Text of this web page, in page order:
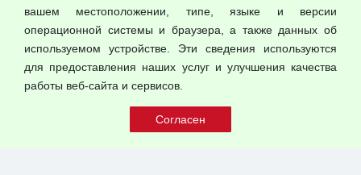
© 2026 ООО "Феникс"
Публичная оферта
вашем местоположении, типе, языке и версии
операционной системы и браузера, а также данных об
используемом устройстве. Эти сведения используются
для предоставления наших услуг и улучшения качества
работы веб-сайта и сервисов.